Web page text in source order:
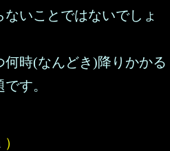
いことではないでしょ
何時(なんどき)降りかかる
す。
）